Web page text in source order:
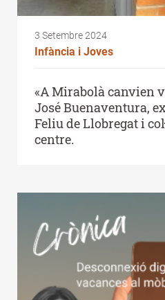
3 Setembre 2024
Infància i Joves
«A Mirabolà canvien
José Buenaventura,
Feliu de Llobregat i
centre.